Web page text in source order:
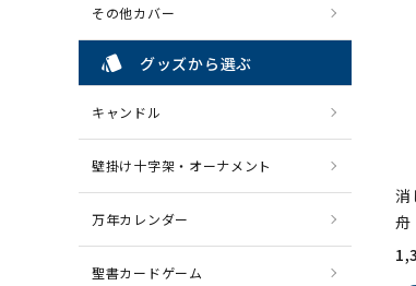
消
舟
その他カバー
style グッズから選ぶ
キャンドル
壁掛け十字架・オーナメント
万年カレンダー
聖書カードゲーム